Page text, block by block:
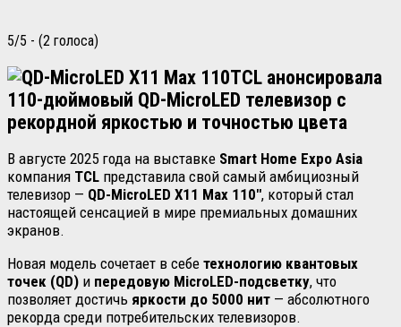
5/5 - (2 голоса)
TCL анонсировала
110-дюймовый QD-MicroLED телевизор с
рекордной яркостью и точностью цвета
В августе 2025 года на выставке Smart Home Expo Asia
компания TCL представила свой самый амбициозный
телевизор — QD-MicroLED X11 Max 110″, который стал
настоящей сенсацией в мире премиальных домашних
экранов.
Новая модель сочетает в себе технологию квантовых
точек (QD) и передовую MicroLED-подсветку, что
позволяет достичь яркости до 5000 нит — абсолютного
рекорда среди потребительских телевизоров.